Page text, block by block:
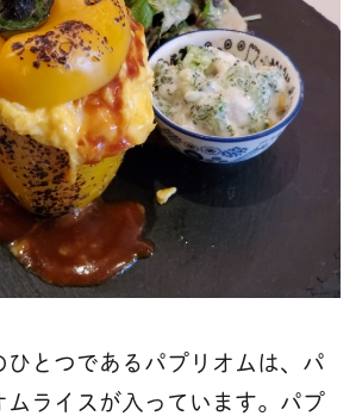
ひとつであるパプリオムは、パ
ムライスが入っています。パプ